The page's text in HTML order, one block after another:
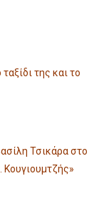
της και το
Τσικάρα στο
Κουγιουμτζής»